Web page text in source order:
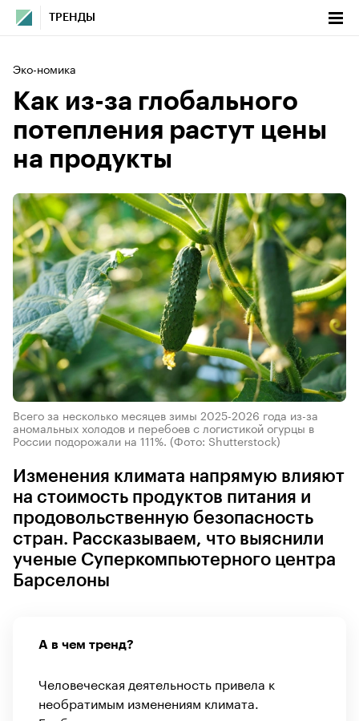
ТРЕНДЫ
Эко-номика
Как из-за глобального
потепления растут цены
на продукты
Всего за несколько месяцев зимы 2025-2026 года из-за
аномальных холодов и перебоев с логистикой огурцы в
России подорожали на 111%. (Фото: Shutterstock)
Изменения климата напрямую влияют
на стоимость продуктов питания и
продовольственную безопасность
стран. Рассказываем, что выяснили
ученые Суперкомпьютерного центра
Барселоны
А в чем тренд?
Человеческая деятельность привела к
необратимым изменениям климата.